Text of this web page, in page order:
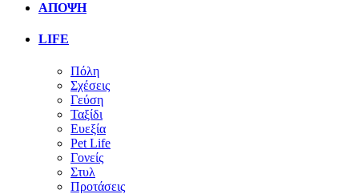
ΑΠΟΨΗ
LIFE
Πόλη
Σχέσεις
Γεύση
Ταξίδι
Ευεξία
Pet Life
Γονείς
Στυλ
Προτάσεις